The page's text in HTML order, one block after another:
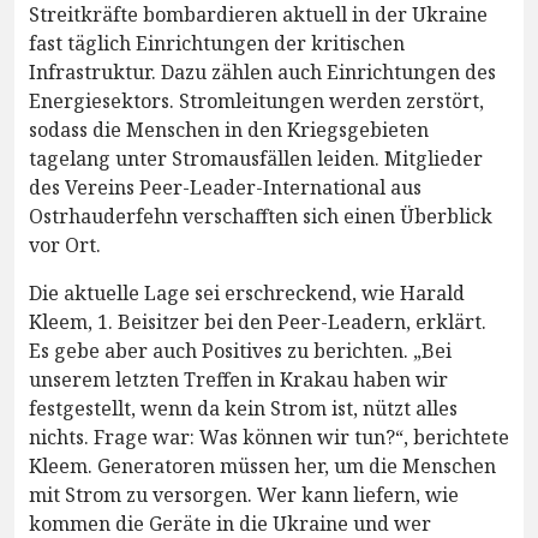
Streitkräfte bombardieren aktuell in der Ukraine
fast täglich Einrichtungen der kritischen
Infrastruktur. Dazu zählen auch Einrichtungen des
Energiesektors. Stromleitungen werden zerstört,
sodass die Menschen in den Kriegsgebieten
tagelang unter Stromausfällen leiden. Mitglieder
des Vereins Peer-Leader-International aus
Ostrhauderfehn verschafften sich einen Überblick
vor Ort.
Die aktuelle Lage sei erschreckend, wie Harald
Kleem, 1. Beisitzer bei den Peer-Leadern, erklärt.
Es gebe aber auch Positives zu berichten. „Bei
unserem letzten Treffen in Krakau haben wir
festgestellt, wenn da kein Strom ist, nützt alles
nichts. Frage war: Was können wir tun?“, berichtete
Kleem. Generatoren müssen her, um die Menschen
mit Strom zu versorgen. Wer kann liefern, wie
kommen die Geräte in die Ukraine und wer